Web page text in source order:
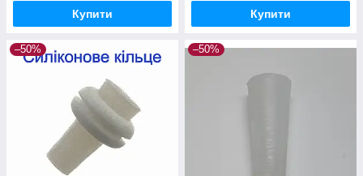
Купити Купити
–50% –50%